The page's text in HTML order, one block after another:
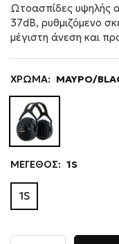
Ωτοασπίδες υψηλής
37dB, ρυθμιζόμενο
μέγιστη άνεση και
ΧΡΩΜΑ: ΜΑΥΡΟ/
ΜΕΓΕΘΟΣ: 1S
1S